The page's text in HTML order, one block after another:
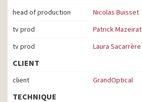
head of production
Nicolas Buisset
tv prod
Patrick Mazeirat
tv prod
Laura Sacarrère
CLIENT
client GrandOptical
TECHNIQUE